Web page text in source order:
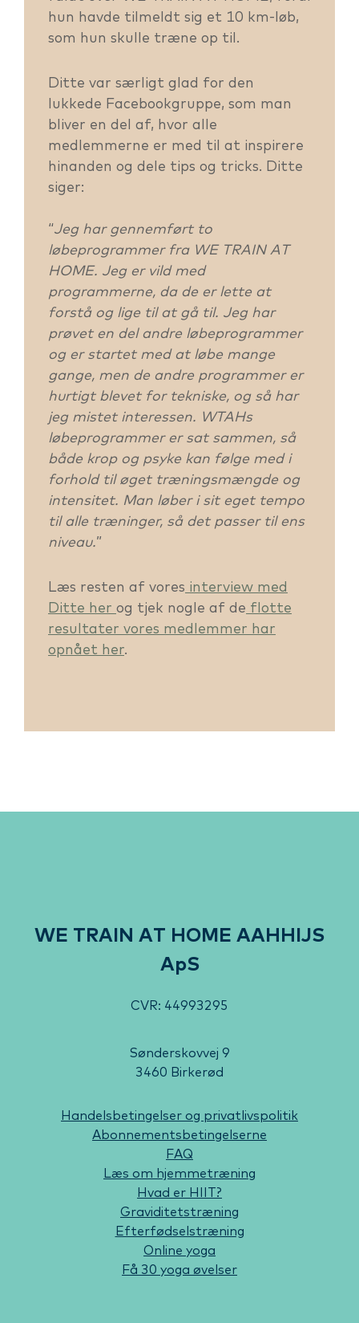
hun havde tilmeldt sig et 10 km-løb,
som hun skulle træne op til.
Ditte var særligt glad for den
lukkede Facebookgruppe, som man
bliver en del af, hvor alle
medlemmerne er med til at inspirere
hinanden og dele tips og tricks. Ditte
siger:
“Jeg har gennemført to
løbeprogrammer fra WE TRAIN AT
HOME. Jeg er vild med
programmerne, da de er lette at
forstå og lige til at gå til. Jeg har
prøvet en del andre løbeprogrammer
og er startet med at løbe mange
gange, men de andre programmer er
hurtigt blevet for tekniske, og så har
jeg mistet interessen. WTAHs
løbeprogrammer er sat sammen, så
både krop og psyke kan følge med i
forhold til øget træningsmængde og
intensitet. Man løber i sit eget tempo
til alle træninger, så det passer til ens
niveau.”
Læs resten af vores interview med
Ditte her og tjek nogle af de flotte
resultater vores medlemmer har
opnået her.
WE TRAIN AT HOME AAHHIJS
ApS
CVR: 44993295
Sønderskovvej 9
3460 Birkerød
Handelsbetingelser og privatlivspolitik
Abonnementsbetingelserne
FAQ
Læs om hjemmetræning
Hvad er HIIT?
Graviditetstræning
Efterfødselstræning
Online yoga
Få 30 yoga øvelser